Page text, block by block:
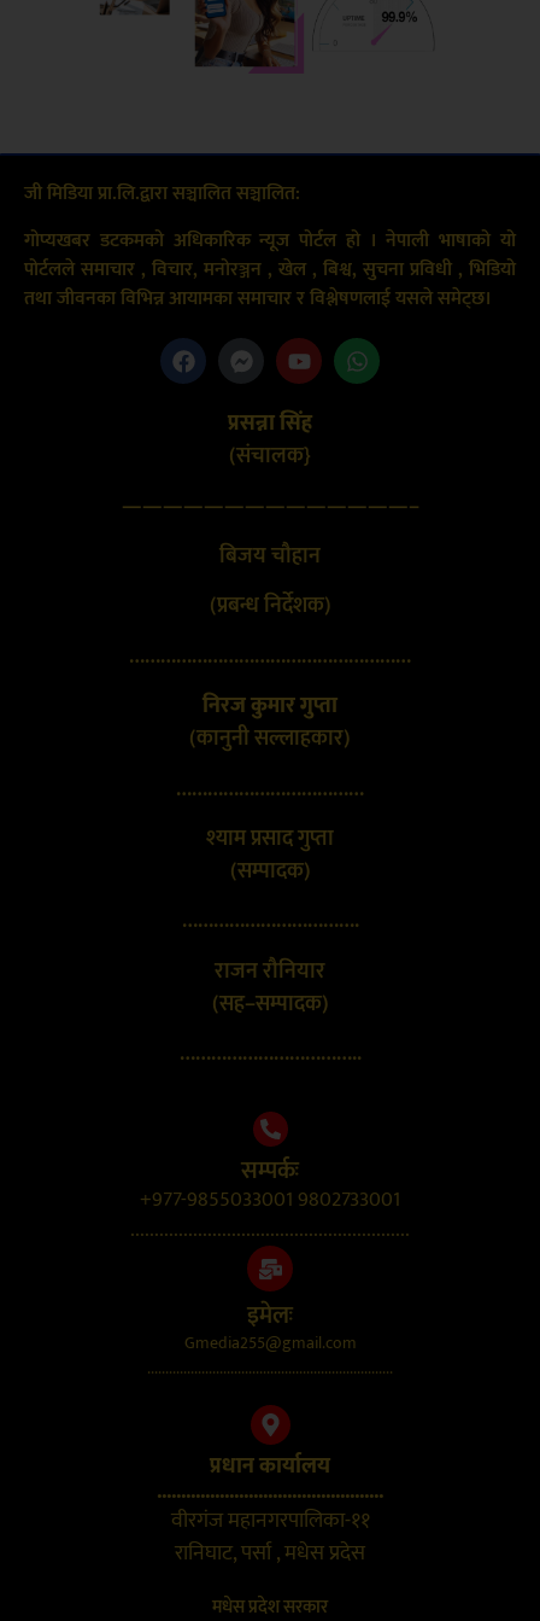
जी मिडिया प्रा.लि.द्वारा सञ्चालित सञ्चालित:
गोप्यखबर डटकमको अधिकारिक न्यूज पोर्टल हो । नेपाली भाषाको यो
पोर्टलले समाचार , विचार, मनोरञ्जन , खेल , बिश्व, सुचना प्रविधी , भिडियो
तथा जीवनका विभिन्न आयामका समाचार र विश्लेषणलाई यसले समेट्छ।
प्रसन्ना सिंह
(संचालक}
——————————————–
बिजय चौहान
(प्रबन्ध निर्देशक)
………………………………………………
निरज कुमार गुप्ता
(कानुनी सल्लाहकार)
………………………………
श्याम प्रसाद गुप्ता
(सम्पादक)
…………………………….
राजन रौनियार
(सह–सम्पादक)
……………………………..
सम्पर्कः
+977-9855033001 9802733001
..........................................................
इमेलः
Gmedia255@gmail.com
....................................................................
प्रधान कार्यालय
...............................................
वीरगंज महानगरपालिका-११
रानिघाट, पर्सा , मधेस प्रदेस
मधेस प्रदेश सरकार